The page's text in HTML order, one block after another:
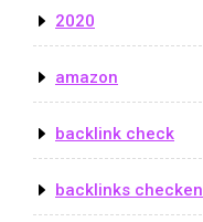
2020
amazon
backlink check
backlinks checken